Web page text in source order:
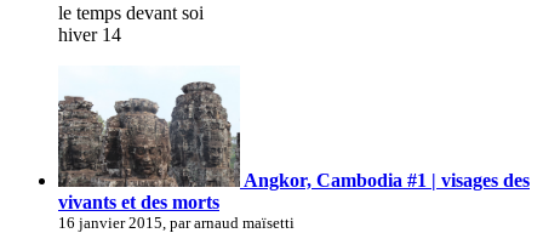
le temps devant soi
hiver 14
Angkor, Cambodia #1 | visages des
vivants et des morts
16 janvier 2015, par arnaud maïsetti